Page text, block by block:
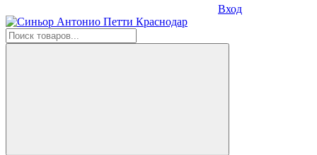
Вход